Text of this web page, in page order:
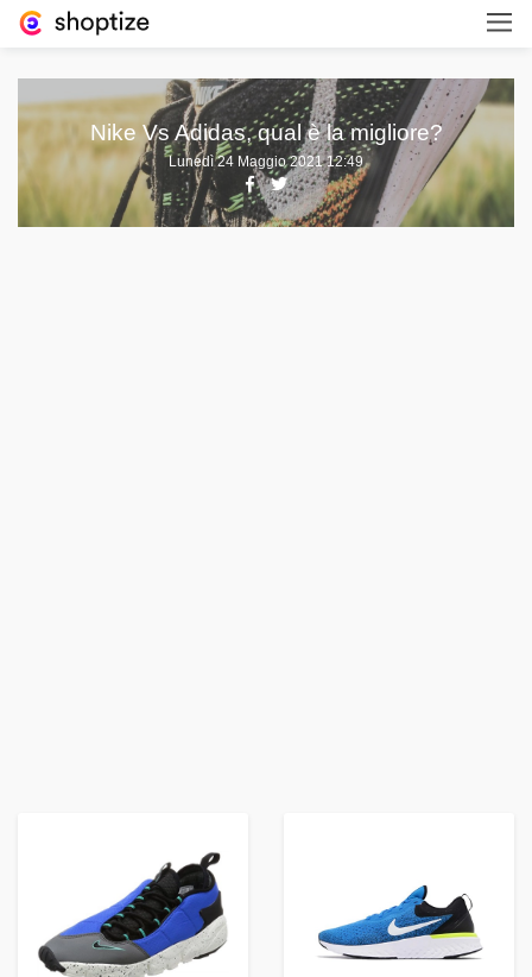
Nike Vs Adidas, qual è la migliore?
Lunedì 24 Maggio 2021 12:49